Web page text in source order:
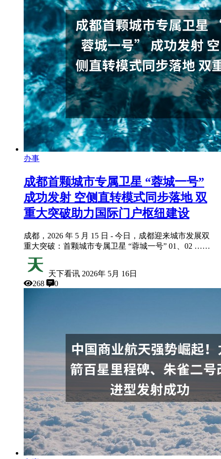
办事
成都首颗城市专属卫星 “蓉城一号”
成功发射 空侧直转模式同步落地 双
重大突破助力国际门户枢纽建设
成都，2026 年 5 月 15 日 - 今日，成都迎来城市发展双
重大突破：首颗城市专属卫星 “蓉城一号” 01、02 ……
天下看讯 2026年 5月 16日
268
0